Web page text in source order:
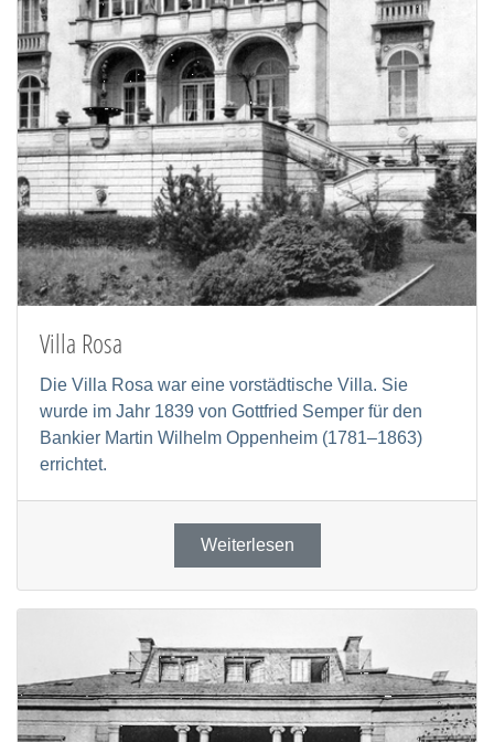
Villa Rosa
Die Villa Rosa war eine vorstädtische Villa. Sie
wurde im Jahr 1839 von Gottfried Semper für den
Bankier Martin Wilhelm Oppenheim (1781–1863)
errichtet.
Weiterlesen